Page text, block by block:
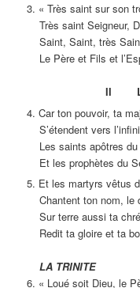
3. « Très saint sur
Très saint Seigneur,
Saint, Saint, très
Le Père et Fils et
II Louange
4. Car ton
S’étendent vers
Les saints apôtres du
Et les prophètes du
5. Et les martyrs
Chantent ton nom, le
Sur terre aussi ta
Redit ta gloire et ta
LA TRINITE
6. « Loué soit Dieu,